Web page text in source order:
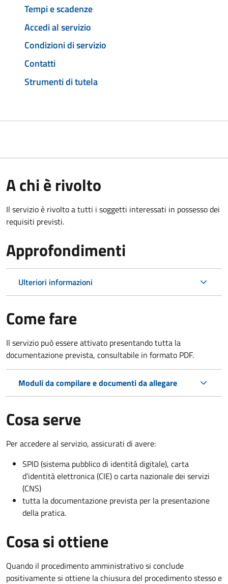
Tempi e scadenze
Accedi al servizio
Condizioni di servizio
Contatti
Strumenti di tutela
A chi è rivolto
Il servizio è rivolto a tutti i soggetti interessati in possesso dei
requisiti previsti.
Approfondimenti
Ulteriori informazioni
Come fare
Il servizio può essere attivato presentando tutta la
documentazione prevista, consultabile in formato PDF.
Moduli da compilare e documenti da allegare
Cosa serve
Per accedere al servizio, assicurati di avere:
SPID (sistema pubblico di identità digitale), carta
d’identità elettronica (CIE) o carta nazionale dei servizi
(CNS)
tutta la documentazione prevista per la presentazione
della pratica.
Cosa si ottiene
Quando il procedimento amministrativo si conclude
positivamente si ottiene la chiusura del procedimento stesso e